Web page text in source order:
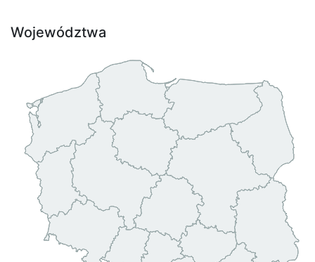
Województwa